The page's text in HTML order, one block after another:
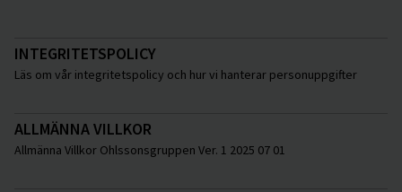
INTEGRITETSPOLICY
Läs om vår integritetspolicy och hur vi hanterar personuppgifter
ALLMÄNNA VILLKOR
Allmänna Villkor Ohlssonsgruppen Ver. 1 2025 07 01